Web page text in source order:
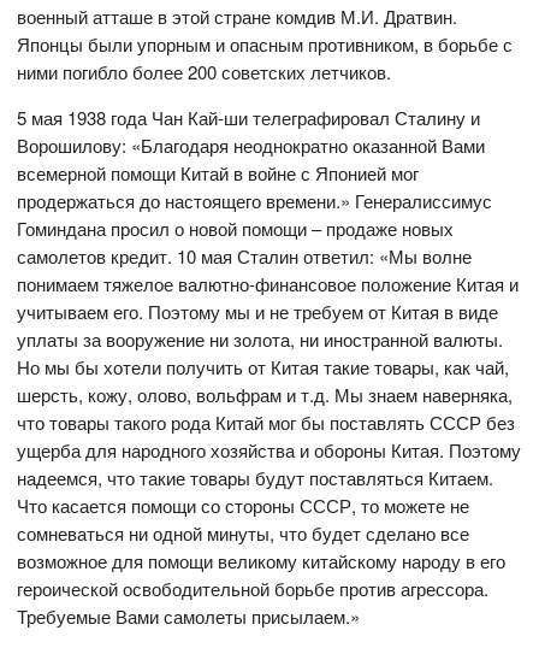
военный атташе в этой стране комдив М.И. Дратвин.
Японцы были упорным и опасным противником, в борьбе с
ними погибло более 200 советских летчиков.
5 мая 1938 года Чан Кай-ши телеграфировал Сталину и
Ворошилову: «Благодаря неоднократно оказанной Вами
всемерной помощи Китай в войне с Японией мог
продержаться до настоящего времени.» Генералиссимус
Гоминдана просил о новой помощи – продаже новых
самолетов кредит. 10 мая Сталин ответил: «Мы волне
понимаем тяжелое валютно-финансовое положение Китая и
учитываем его. Поэтому мы и не требуем от Китая в виде
уплаты за вооружение ни золота, ни иностранной валюты.
Но мы бы хотели получить от Китая такие товары, как чай,
шерсть, кожу, олово, вольфрам и т.д. Мы знаем наверняка,
что товары такого рода Китай мог бы поставлять СССР без
ущерба для народного хозяйства и обороны Китая. Поэтому
надеемся, что такие товары будут поставляться Китаем.
Что касается помощи со стороны СССР, то можете не
сомневаться ни одной минуты, что будет сделано все
возможное для помощи великому китайскому народу в его
героической освободительной борьбе против агрессора.
Требуемые Вами самолеты присылаем.»